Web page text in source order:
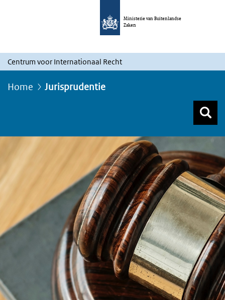
Ministerie van Buitenlandse
Zaken
Centrum voor Internationaal Recht
Home Jurisprudentie